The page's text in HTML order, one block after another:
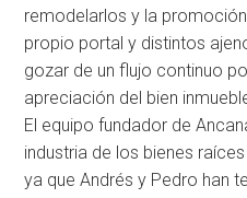
remodelarlos y la
propio portal y distintos
gozar de un flujo continuo
apreciación del bien
El equipo fundador de
industria de los bienes
ya que Andrés y Pedro han